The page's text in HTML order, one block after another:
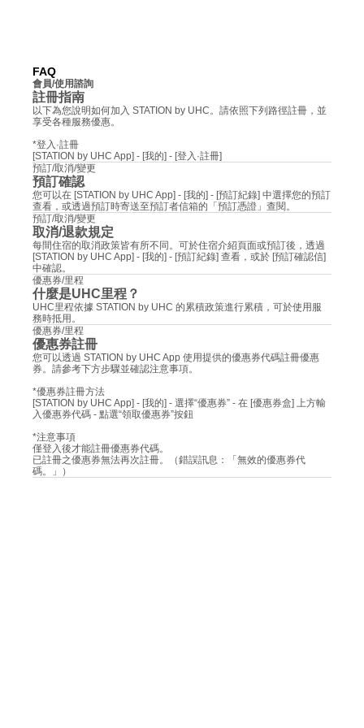
FAQ
會員/使用諮詢
註冊指南
以下為您說明如何加入 STATION by UHC。請依照下列路徑註冊，並
享受各種服務優惠。
*登入·註冊
[STATION by UHC App] - [我的] - [登入·註冊]
預訂/取消/變更
預訂確認
您可以在 [STATION by UHC App] - [我的] - [預訂紀錄] 中選擇您的預訂
查看，或透過預訂時寄送至預訂者信箱的「預訂憑證」查閱。
預訂/取消/變更
取消/退款規定
每間住宿的取消政策皆有所不同。可於住宿介紹頁面或預訂後，透過
[STATION by UHC App] - [我的] - [預訂紀錄] 查看，或於 [預訂確認信]
中確認。
優惠券/里程
什麼是UHC里程？
UHC里程依據 STATION by UHC 的累積政策進行累積，可於使用服
務時抵用。
優惠券/里程
優惠券註冊
您可以透過 STATION by UHC App 使用提供的優惠券代碼註冊優惠
券。請參考下方步驟並確認注意事項。
*優惠券註冊方法
[STATION by UHC App] - [我的] - 選擇“優惠券” - 在 [優惠券盒] 上方輸
入優惠券代碼 - 點選“領取優惠券”按鈕
*注意事項
僅登入後才能註冊優惠券代碼。
已註冊之優惠券無法再次註冊。（錯誤訊息：「無效的優惠券代
碼。」）